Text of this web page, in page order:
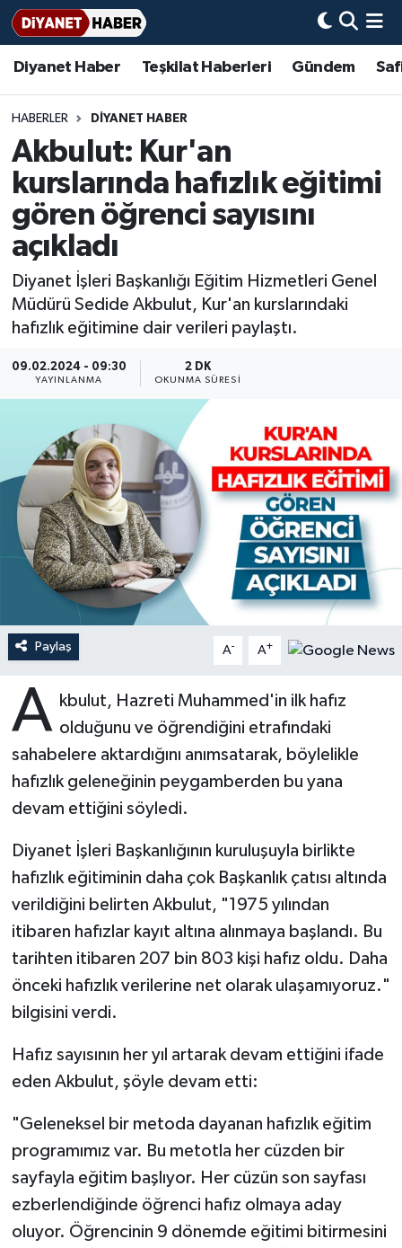
Diyanet Haber Teşkilat Haberleri Gündem
HABERLER DİYANET HABER
Akbulut: Kur'an
kurslarında hafızlık eğitimi
gören öğrenci sayısını
açıkladı
Diyanet İşleri Başkanlığı Eğitim Hizmetleri Genel
Müdürü Sedide Akbulut, Kur'an kurslarındaki
hafızlık eğitimine dair verileri paylaştı.
09.02.2024 - 09:30
YAYINLANMA
2 DK
OKUNMA SÜRESI
Paylaş A- A+
A kbulut, Hazreti Muhammed'in ilk hafız
olduğunu ve öğrendiğini etrafındaki
sahabelere aktardığını anımsatarak, böylelikle
hafızlık geleneğinin peygamberden bu yana
devam ettiğini söyledi.
Diyanet İşleri Başkanlığının kuruluşuyla birlikte
hafızlık eğitiminin daha çok Başkanlık çatısı altında
verildiğini belirten Akbulut, "1975 yılından
itibaren hafızlar kayıt altına alınmaya başlandı. Bu
tarihten itibaren 207 bin 803 kişi hafız oldu. Daha
önceki hafızlık verilerine net olarak ulaşamıyoruz."
bilgisini verdi.
Hafız sayısının her yıl artarak devam ettiğini ifade
eden Akbulut, şöyle devam etti:
"Geleneksel bir metoda dayanan hafızlık eğitim
programımız var. Bu metotla her cüzden bir
sayfayla eğitim başlıyor. Her cüzün son sayfası
ezberlendiğinde öğrenci hafız olmaya aday
oluyor. Öğrencinin 9 dönemde eğitimi bitirmesini
Diyanet Haber
Teşkilat Haberleri
Adana Müftülüğü
Adıyaman Müftülüğü
Afyonkarahisar Müftülüğü
Ağrı Müftülüğü
Aksaray Müftülüğü
Amasya Müftülüğü
Antalya Müftülüğü
Ardahan Müftülüğü
Artvin Müftülüğü
Aydın Müftülüğü
Balıkesir Müftülüğü
Bartın Müftülüğü
Batman Müftülüğü
Bayburt Müftülüğü
Bilecik Müftülüğü
Bingöl Müftülüğü
Bitlis Müftülüğü
Burdur Müftülüğü
Bursa Müftülüğü
Çankırı Müftülüğü
Çorum Müftülüğü
Denizli Müftülüğü
Diyarbakır Müftülüğü
Gündem
#Keşfet
Bir Ayet
Bir Hikaye
Biyografiler
Dini kavramlar
Diyanet Bilgi
Diyanet Takvimi
Hadislerle İslam
Kudüs
Kurban
Mukabele
Peygamberimizin Hayatı
Sahabeler
Zekat
Basında Bugün
DİYANET eKİTAP
Aile Dergisi
Aylık Dergi
Hutbeler
DİYANET AKADEMİ
DİYANET GENÇLİK
DİYANET RADYO/TV
Dünya
Eğitim
İmam Hatip Okulları
Kültür-Sanat
Sağlık
Başmakale
Ekonomi
Duyurular
Hadis-i Şerifler
Hayat Okumaları
Bilim, Teknoloji
Biyografiler
Diyanet TV
İhtida Haberleri
Nöbetçi Eczaneler
Hava Durumu
Ankara Namaz Vakitleri
Trafik Durumu
Süper Lig Puan Durumu ve Fikstür
Tüm Manşetler